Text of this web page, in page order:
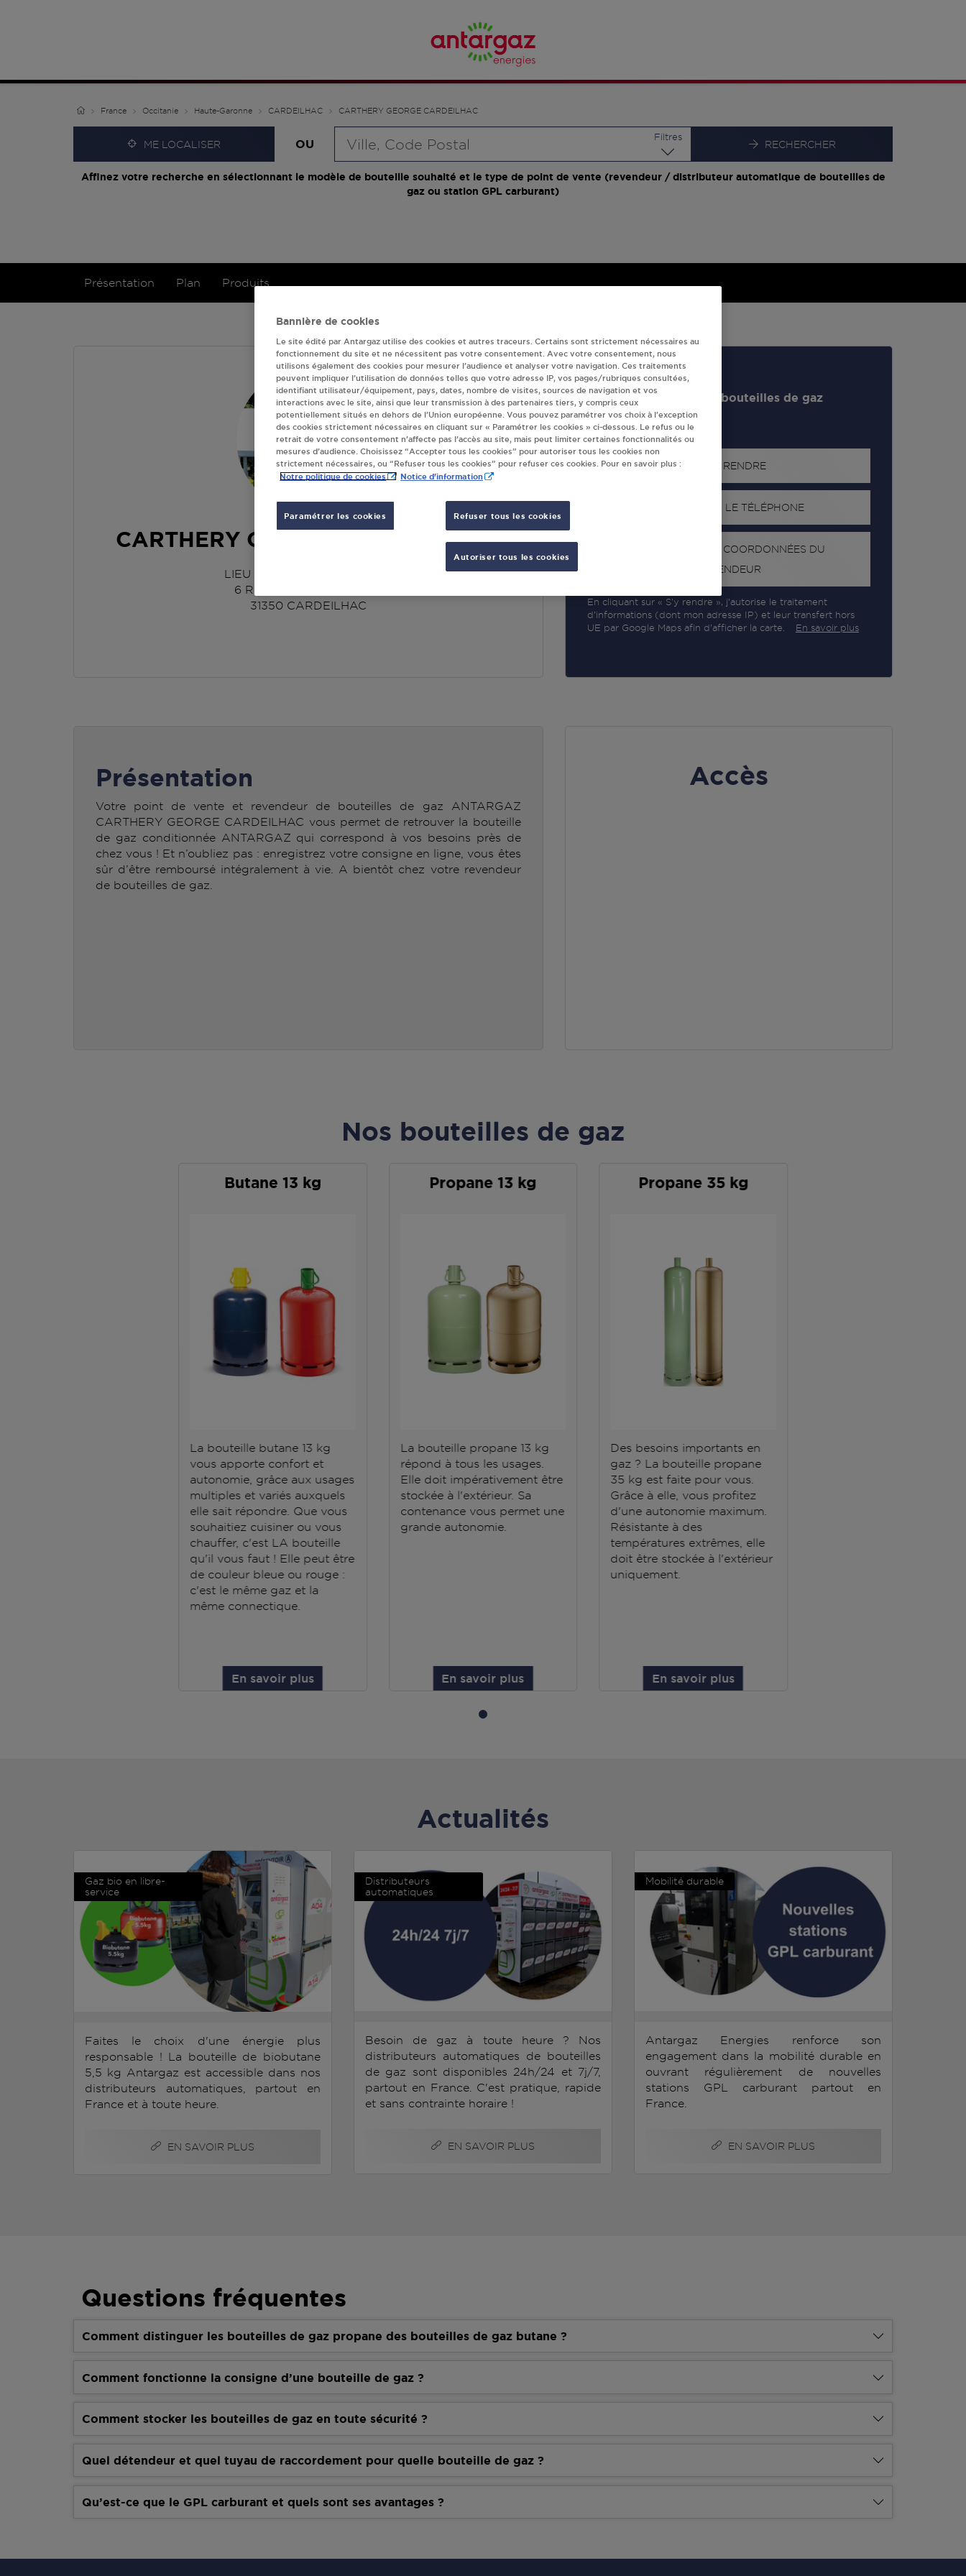
France Occitanie Haute-Garonne CARDEILHAC CARTHERY GEORGE CARDEILHAC
ME LOCALISER OU
Filtres
RECHERCHER
Affinez votre recherche en sélectionnant le modèle de bouteille souhaité et le type de point de vente (revendeur / distributeur automatique de bouteilles de
gaz ou station GPL carburant)
Présentation Plan Produits
CARTHERY GEORGE CARDEILHAC
LIEU DIT CAP DE LA VIEILLE
6 ROUTE DE LARROQUE
31350 CARDEILHAC
Revendeur de bouteilles de gaz
S'Y RENDRE
AFFICHER LE TÉLÉPHONE
RECEVOIR LES COORDONNÉES DU
REVENDEUR
En cliquant sur « S’y rendre », j’autorise le traitement
d’informations (dont mon adresse IP) et leur transfert hors
UE par Google Maps afin d’afficher la carte.
En savoir plus
Accès
Présentation
Votre point de vente et revendeur de bouteilles de gaz ANTARGAZ
CARTHERY GEORGE CARDEILHAC vous permet de retrouver la bouteille
de gaz conditionnée ANTARGAZ qui correspond à vos besoins près de
chez vous ! Et n’oubliez pas : enregistrez votre consigne en ligne, vous êtes
sûr d’être remboursé intégralement à vie. A bientôt chez votre revendeur
de bouteilles de gaz.
Nos bouteilles de gaz
Butane 13 kg
La bouteille butane 13 kg
vous apporte confort et
autonomie, grâce aux usages
multiples et variés auxquels
elle sait répondre. Que vous
souhaitiez cuisiner ou vous
chauffer, c'est LA bouteille
qu'il vous faut ! Elle peut être
de couleur bleue ou rouge :
c'est le même gaz et la
même connectique.
En savoir plus
Propane 13 kg
La bouteille propane 13 kg
répond à tous les usages.
Elle doit impérativement être
stockée à l'extérieur. Sa
contenance vous permet une
grande autonomie.
En savoir plus
Propane 35 kg
Des besoins importants en
gaz ? La bouteille propane
35 kg est faite pour vous.
Grâce à elle, vous profitez
d'une autonomie maximum.
Résistante à des
températures extrêmes, elle
doit être stockée à l'extérieur
uniquement.
En savoir plus
Actualités
Gaz bio en libre-
service
Faites le choix d'une énergie plus
responsable ! La bouteille de biobutane
5,5 kg Antargaz est accessible dans nos
distributeurs automatiques, partout en
France et à toute heure.
EN SAVOIR PLUS
Distributeurs
automatiques
Besoin de gaz à toute heure ? Nos
distributeurs automatiques de bouteilles
de gaz sont disponibles 24h/24 et 7j/7,
partout en France. C'est pratique, rapide
et sans contrainte horaire !
EN SAVOIR PLUS
Mobilité durable
Antargaz Energies renforce son
engagement dans la mobilité durable en
ouvrant régulièrement de nouvelles
stations GPL carburant partout en
France.
EN SAVOIR PLUS
Questions fréquentes
Comment distinguer les bouteilles de gaz propane des bouteilles de gaz butane ?
Comment fonctionne la consigne d’une bouteille de gaz ?
Comment stocker les bouteilles de gaz en toute sécurité ?
Quel détendeur et quel tuyau de raccordement pour quelle bouteille de gaz ?
Qu’est-ce que le GPL carburant et quels sont ses avantages ?
Bannière de cookies
Le site édité par Antargaz utilise des cookies et autres traceurs. Certains sont strictement nécessaires au
fonctionnement du site et ne nécessitent pas votre consentement. Avec votre consentement, nous
utilisons également des cookies pour mesurer l’audience et analyser votre navigation. Ces traitements
peuvent impliquer l’utilisation de données telles que votre adresse IP, vos pages/rubriques consultées,
identifiant utilisateur/équipement, pays, dates, nombre de visites, sources de navigation et vos
interactions avec le site, ainsi que leur transmission à des partenaires tiers, y compris ceux
potentiellement situés en dehors de l’Union européenne. Vous pouvez paramétrer vos choix à l’exception
des cookies strictement nécessaires en cliquant sur « Paramétrer les cookies » ci-dessous. Le refus ou le
retrait de votre consentement n’affecte pas l’accès au site, mais peut limiter certaines fonctionnalités ou
mesures d’audience. Choisissez “Accepter tous les cookies” pour autoriser tous les cookies non
strictement nécessaires, ou “Refuser tous les cookies” pour refuser ces cookies. Pour en savoir plus :
Notre politique de cookies Notice d'information
Paramétrer les cookies Refuser tous les cookies
Autoriser tous les cookies